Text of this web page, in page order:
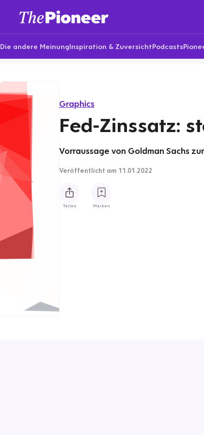
Die andere MeinungInspiration & ZuversichtPodcasts
Graphics
Fed-Zinssatz:
Vorraussage von Goldman Sachs
Veröffentlicht am 11.01.2022
Teilen Merken